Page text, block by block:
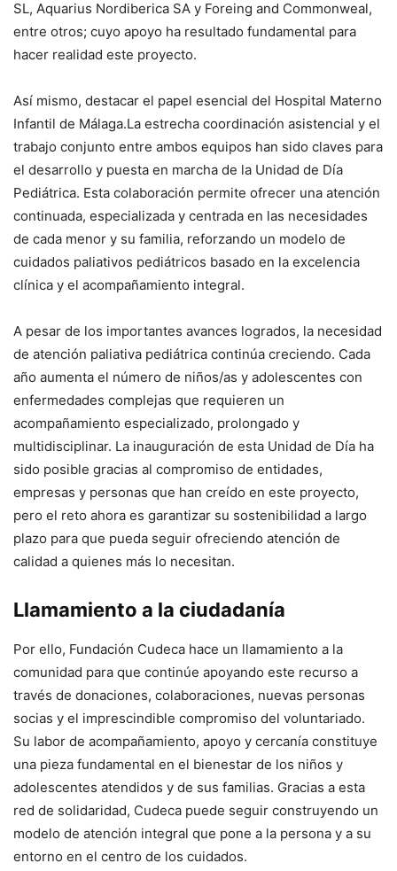
SL, Aquarius Nordiberica SA y Foreing and Commonweal,
entre otros; cuyo apoyo ha resultado fundamental para
hacer realidad este proyecto.
Así mismo, destacar el papel esencial del Hospital Materno
Infantil de Málaga.La estrecha coordinación asistencial y el
trabajo conjunto entre ambos equipos han sido claves para
el desarrollo y puesta en marcha de la Unidad de Día
Pediátrica. Esta colaboración permite ofrecer una atención
continuada, especializada y centrada en las necesidades
de cada menor y su familia, reforzando un modelo de
cuidados paliativos pediátricos basado en la excelencia
clínica y el acompañamiento integral.
A pesar de los importantes avances logrados, la necesidad
de atención paliativa pediátrica continúa creciendo. Cada
año aumenta el número de niños/as y adolescentes con
enfermedades complejas que requieren un
acompañamiento especializado, prolongado y
multidisciplinar. La inauguración de esta Unidad de Día ha
sido posible gracias al compromiso de entidades,
empresas y personas que han creído en este proyecto,
pero el reto ahora es garantizar su sostenibilidad a largo
plazo para que pueda seguir ofreciendo atención de
calidad a quienes más lo necesitan.
Llamamiento a la ciudadanía
Por ello, Fundación Cudeca hace un llamamiento a la
comunidad para que continúe apoyando este recurso a
través de donaciones, colaboraciones, nuevas personas
socias y el imprescindible compromiso del voluntariado.
Su labor de acompañamiento, apoyo y cercanía constituye
una pieza fundamental en el bienestar de los niños y
adolescentes atendidos y de sus familias. Gracias a esta
red de solidaridad, Cudeca puede seguir construyendo un
modelo de atención integral que pone a la persona y a su
entorno en el centro de los cuidados.